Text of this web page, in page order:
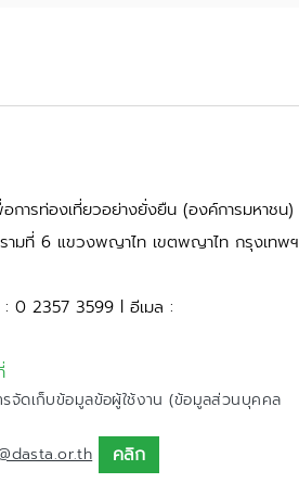
ารท่องเที่ยวอย่างยั่งยืน (องค์การมหาชน)
ามที่ 6 แขวงพญาไท เขตพญาไท กรุงเทพฯ
0 2357 3599 l อีเมล :
จัดเก็บข้อมูลข้อผู้ใช้งาน (ข้อมูลส่วนบุคคล
คลิก